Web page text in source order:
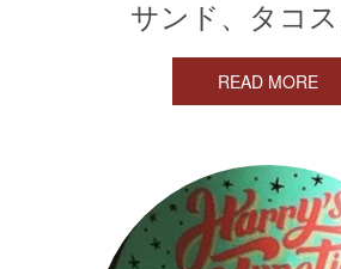
サンド、タコ
READ MORE